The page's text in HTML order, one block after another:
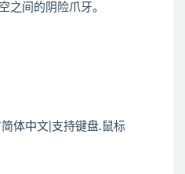
之间的阴险爪牙。
体中文|支持键盘.鼠标